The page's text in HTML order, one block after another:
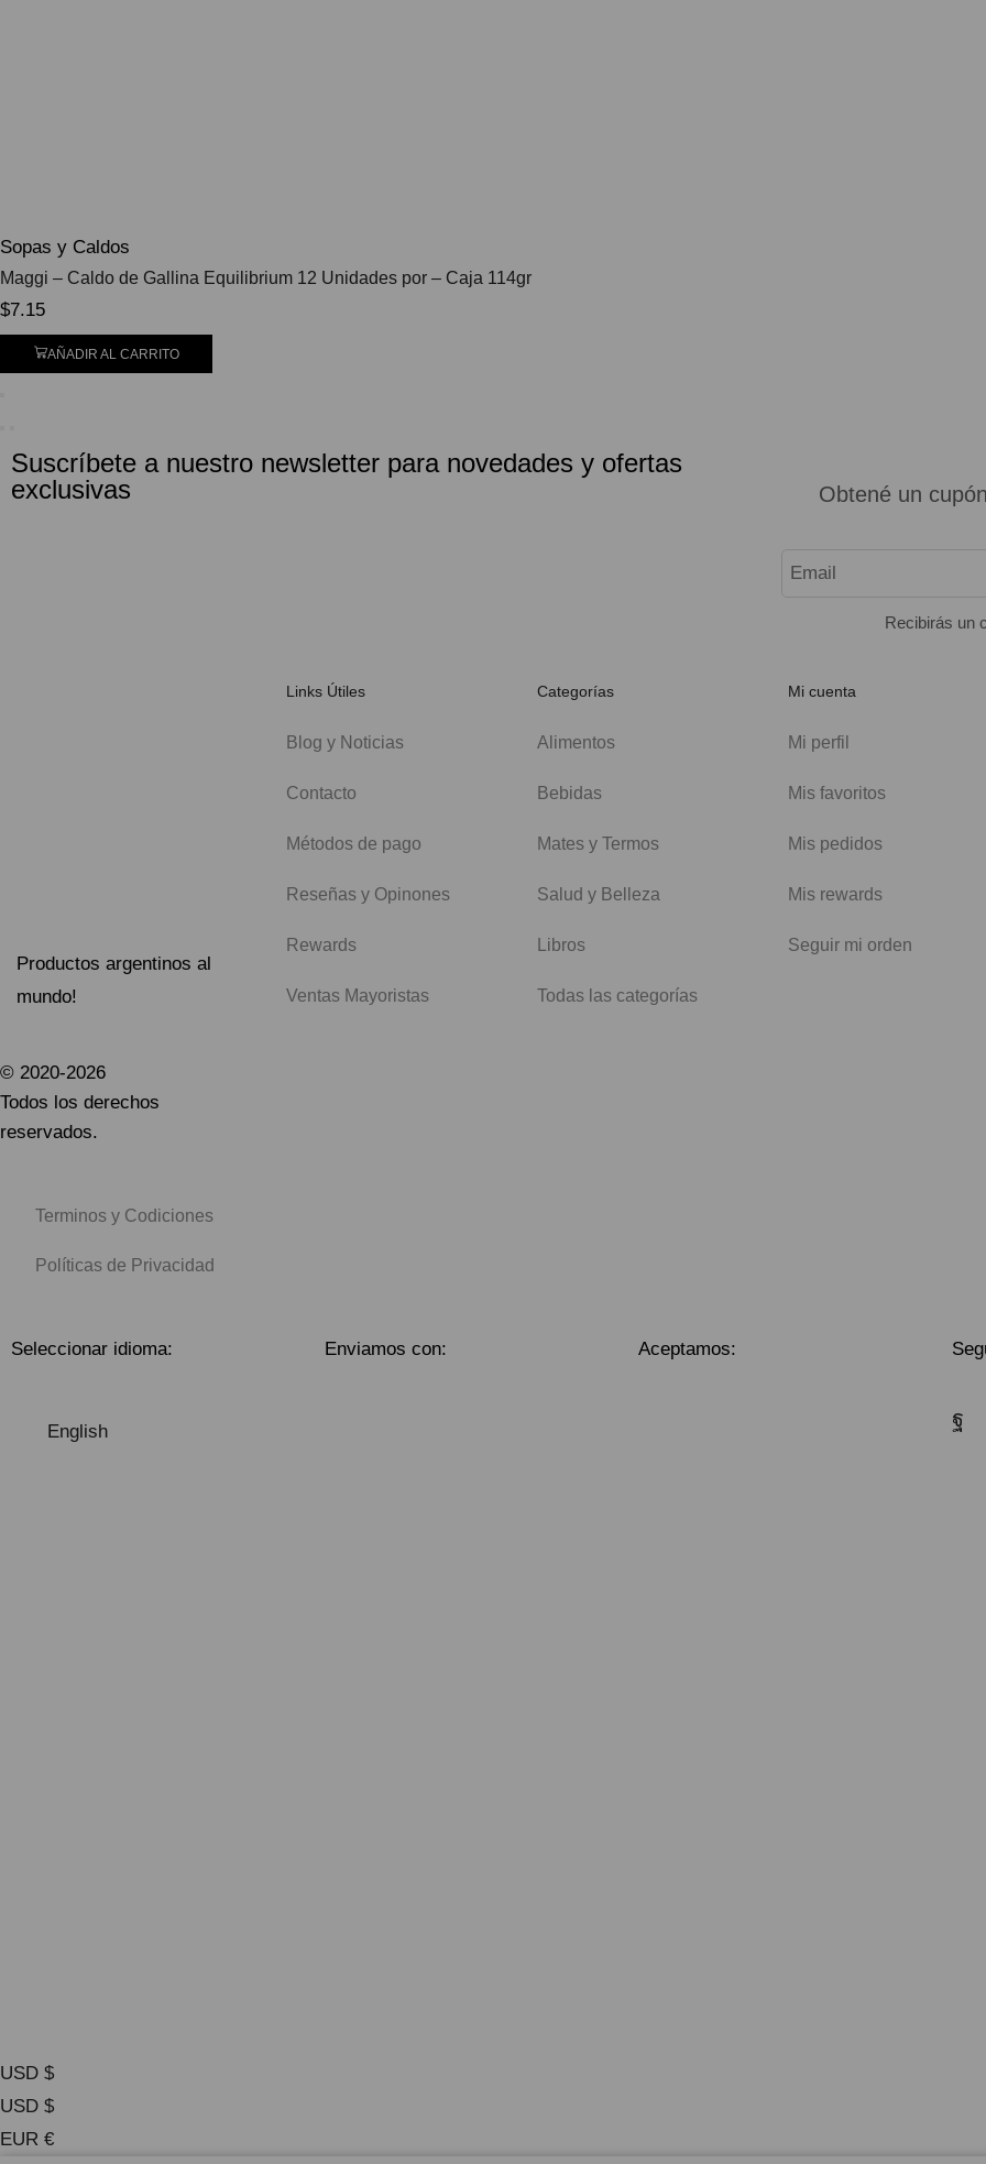
Sopas y Caldos
Maggi – Caldo de Gallina Equilibrium 12 Unidades por – Caja 114gr
$7.15
AÑADIR AL CARRITO
Suscríbete a nuestro newsletter para novedades y ofertas
exclusivas
Obtené un
Recibirás un
Productos argentinos al
mundo!
© 2020-2026
Todos los derechos
reservados.
Terminos y Codiciones
Políticas de Privacidad
Links Útiles
Blog y Noticias
Contacto
Métodos de pago
Reseñas y Opinones
Rewards
Ventas Mayoristas
Categorías
Alimentos
Bebidas
Mates y Termos
Salud y Belleza
Libros
Todas las categorías
Mi cuenta
Mi perfil
Mis favoritos
Mis pedidos
Mis rewards
Seguir mi orden
Seleccionar idioma:
English
Enviamos con: Aceptamos:
USD $
USD $
EUR €